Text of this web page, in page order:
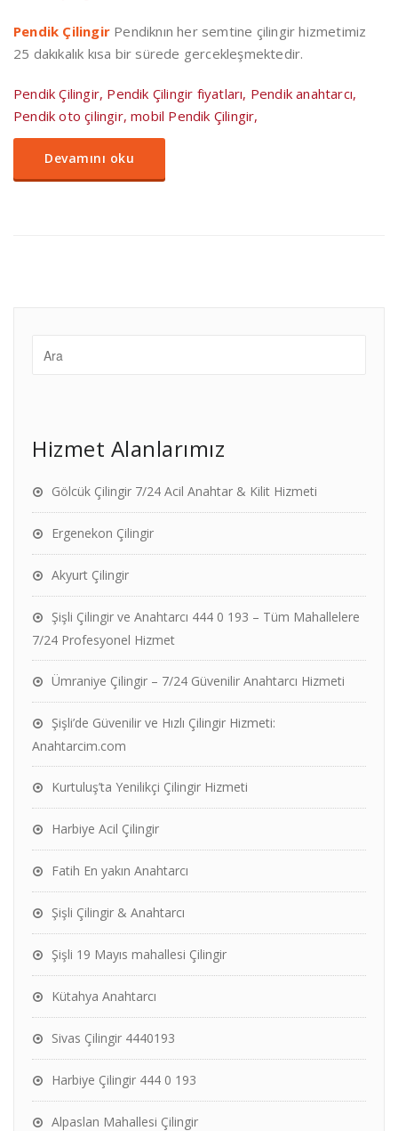
Pendik Çilingir Pendiknın her semtine çilingir hizmetimiz
25 dakıkalık kısa bir sürede gercekleşmektedir.
Pendik Çilingir, Pendik Çilingir fiyatları, Pendik anahtarcı,
Pendik oto çilingir, mobil Pendik Çilingir,
Devamını oku
Hizmet Alanlarımız
Gölcük Çilingir 7/24 Acil Anahtar & Kilit Hizmeti
Ergenekon Çilingir
Akyurt Çilingir
Şişli Çilingir ve Anahtarcı 444 0 193 – Tüm Mahallelere
7/24 Profesyonel Hizmet
Ümraniye Çilingir – 7/24 Güvenilir Anahtarcı Hizmeti
Şişli’de Güvenilir ve Hızlı Çilingir Hizmeti:
Anahtarcim.com
Kurtuluş’ta Yenilikçi Çilingir Hizmeti
Harbiye Acil Çilingir
Fatih En yakın Anahtarcı
Şişli Çilingir & Anahtarcı
Şişli 19 Mayıs mahallesi Çilingir
Kütahya Anahtarcı
Sivas Çilingir 4440193
Harbiye Çilingir 444 0 193
Alpaslan Mahallesi Çilingir